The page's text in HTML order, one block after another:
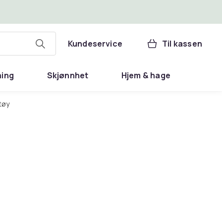
Kundeservice Til kassen
Skjønnhet Hjem & hage